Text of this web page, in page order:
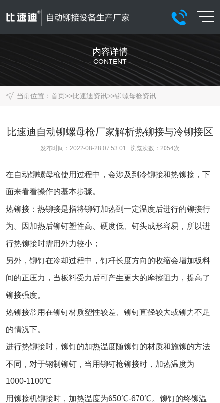
内容详情
- CONTENT -
当前位置： 首页>>比速迪资讯>>铆螺母枪资讯
比速迪自动铆螺母枪厂家解析热铆接与冷铆接区
发布时间：2022-08-28 07:53:01 浏览次数： 2054次
在自动铆螺母枪使用过程中，会涉及到冷铆接和热铆接，下
面来看看操作的基本步骤。
热铆接：热铆接是指将铆钉加热到一定温度后进行的铆接行
为。因加热后铆钉塑性高、硬度低、钉头成形容易，所以进
行热铆接时需用外力较小；
另外，铆钉在冷却过程中，钉杆长度方向的收缩会增加板料
间的正压力，当板料受力后可产生更大的摩擦阻力，提高了
铆接强度。
热铆接常用在铆钉材质塑性较差、铆钉直径较大或铆力不足
的情况下。
进行热铆接时，铆钉的加热温度随铆钉的材质和施铆的方法
不同，对于钢制铆钉，当用铆钉枪铆接时，加热温度为
1000-1100℃；
用铆接机铆接时，加热温度为650℃-670℃。铆钉的终铆温